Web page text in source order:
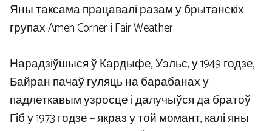
Яны таксама працавалі разам у брытанскіх
групах Amen Corner і Fair Weather.
Нарадзіўшыся ў Кардыфе, Уэльс, у 1949 годзе,
Байран пачаў гуляць на барабанах у
падлеткавым узросце і далучыўся да братоў
Гіб у 1973 годзе – якраз у той момант, калі яны